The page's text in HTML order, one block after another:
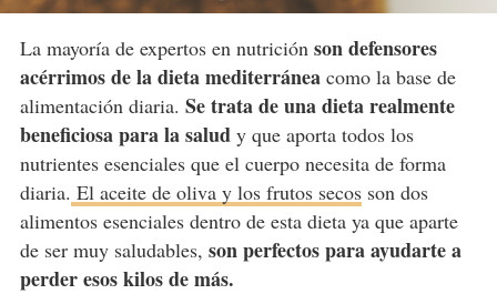
La mayoría de expertos en nutrición son defensores
acérrimos de la dieta mediterráneacomo la base de
alimentación diaria. Se trata de una dieta realmente
beneficiosa para la salud y que aporta todos los
nutrientes esenciales que el cuerpo necesita de forma
diaria. El aceite de oliva y los frutos secosson dos
alimentos esenciales dentro de esta dieta ya que aparte
de ser muy saludables, son perfectos para ayudarte a
perder esos kilos de más.